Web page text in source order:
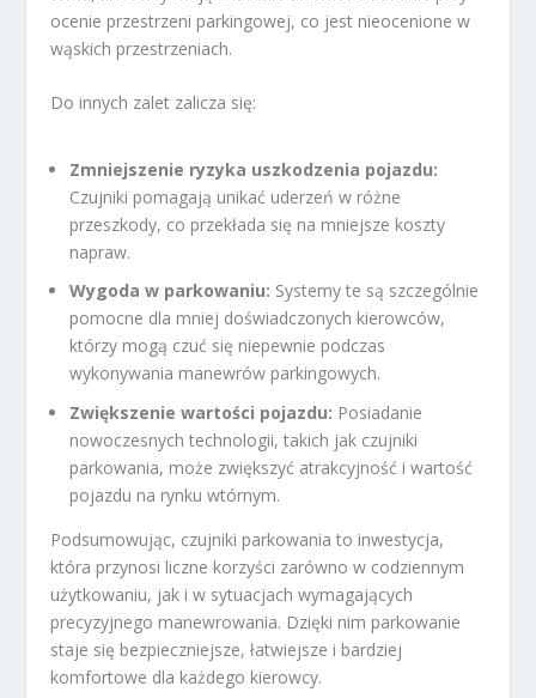
ocenie przestrzeni parkingowej, co jest nieocenione w
wąskich przestrzeniach.
Do innych zalet zalicza się:
Zmniejszenie ryzyka uszkodzenia pojazdu:
Czujniki pomagają unikać uderzeń w różne
przeszkody, co przekłada się na mniejsze koszty
napraw.
Wygoda w parkowaniu: Systemy te są szczególnie
pomocne dla mniej doświadczonych kierowców,
którzy mogą czuć się niepewnie podczas
wykonywania manewrów parkingowych.
Zwiększenie wartości pojazdu: Posiadanie
nowoczesnych technologii, takich jak czujniki
parkowania, może zwiększyć atrakcyjność i wartość
pojazdu na rynku wtórnym.
Podsumowując, czujniki parkowania to inwestycja,
która przynosi liczne korzyści zarówno w codziennym
użytkowaniu, jak i w sytuacjach wymagających
precyzyjnego manewrowania. Dzięki nim parkowanie
staje się bezpieczniejsze, łatwiejsze i bardziej
komfortowe dla każdego kierowcy.